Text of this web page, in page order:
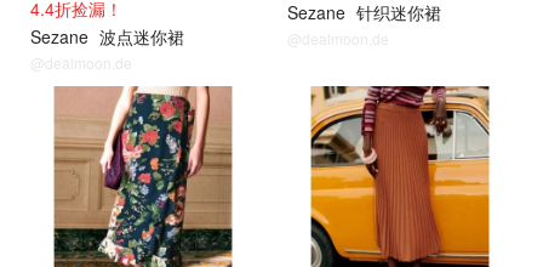
4.4折捡漏！
Sezane 波点迷你裙
@dealmoon.de
Sezane 针织迷你裙
@dealmoon.de